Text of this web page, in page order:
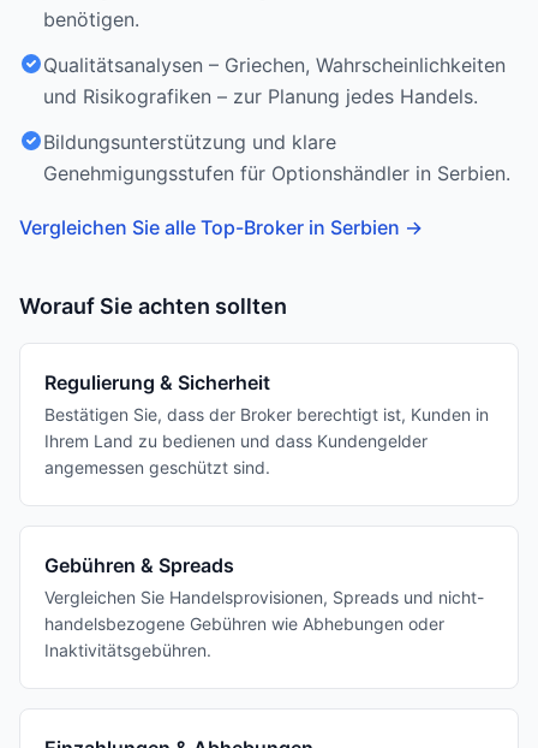
benötigen.
Qualitätsanalysen – Griechen, Wahrscheinlichkeiten
und Risikografiken – zur Planung jedes Handels.
Bildungsunterstützung und klare
Genehmigungsstufen für Optionshändler in Serbien.
Vergleichen Sie alle Top-Broker in Serbien →
Worauf Sie achten sollten
Regulierung & Sicherheit
Bestätigen Sie, dass der Broker berechtigt ist, Kunden in
Ihrem Land zu bedienen und dass Kundengelder
angemessen geschützt sind.
Gebühren & Spreads
Vergleichen Sie Handelsprovisionen, Spreads und nicht-
handelsbezogene Gebühren wie Abhebungen oder
Inaktivitätsgebühren.